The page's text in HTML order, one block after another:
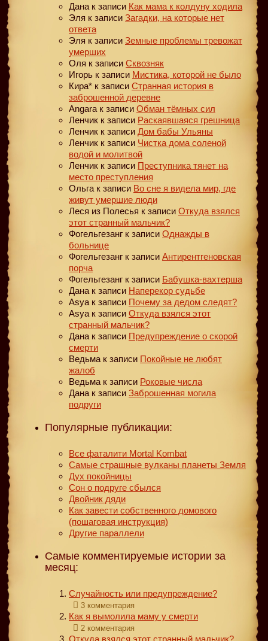
Дана к записи Как мама к колдуну ходила
Эля к записи Загадки, на которые нет
ответа
Эля к записи Земные проблемы тревожат
умерших
Оля к записи Сквозняк
Игорь к записи Мистика, которой не было
Кира* к записи Странная история в
заброшенной деревне
Angara к записи Обман тёмных сил
Ленчик к записи Раскаявшаяся грешница
Ленчик к записи Дом бабы Ульяны
Ленчик к записи Чистка дома соленой
водой и молитвой
Ленчик к записи Преступника тянет на
место преступления
Ольга к записи Во сне я видела мир, где
живут умершие люди
Леся из Полесья к записи Откуда взялся
этот странный мальчик?
Фогельгезанг к записи Однажды в
больнице
Фогельгезанг к записи Антирентгеновская
порча
Фогельгезанг к записи Бабушка-вахтерша
Дана к записи Наперекор судьбе
Asya к записи Почему за дедом следят?
Asya к записи Откуда взялся этот
странный мальчик?
Дана к записи Предупреждение о скорой
смерти
Ведьма к записи Покойные не любят
жалоб
Ведьма к записи Роковые числа
Дана к записи Заброшенная могила
подруги
Популярные публикации:
Все фаталити Mortal Kombat
Самые страшные вулканы планеты Земля
Дух покойницы
Сон о подруге сбылся
Двойник дяди
Как завести собственного домового
(пошаговая инструкция)
Другие параллели
Самые комментируемые истории за
месяц:
Случайность или предупреждение?
3 комментария
Как я вымолила маму у смерти
2 комментария
Откуда взялся этот странный мальчик?